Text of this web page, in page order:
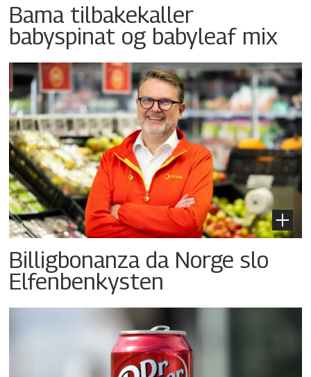
Bama tilbakekaller
babyspinat og babyleaf mix
Billigbonanza da Norge slo
Elfenbenkysten